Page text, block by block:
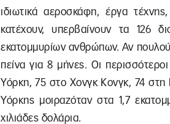
ιδιωτικά αεροσκάφη, έργα
κατέχουν, υπερβαίνουν τα 126
εκατομμυρίων ανθρώπων. Αν
πείνα για 8 μήνες. Οι
Υόρκη, 75 στο Χονγκ Κονγκ, 74
Υόρκης μοιραζόταν στα 1,7
χιλιάδες δολάρια.